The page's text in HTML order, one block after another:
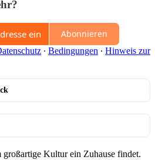
Abonnieren
∙ Bedingungen ∙ Hinweis zur
großartige Kultur ein Zuhause findet.